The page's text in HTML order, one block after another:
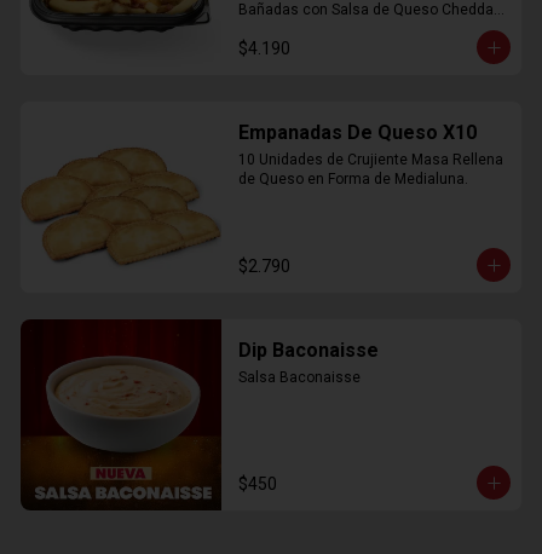
Bañadas con Salsa de Queso Cheddar
$4.190
Empanadas De Queso X10
10 Unidades de Crujiente Masa Rellena
de Queso en Forma de Medialuna.
$2.790
Dip Baconaisse
Salsa Baconaisse
$450